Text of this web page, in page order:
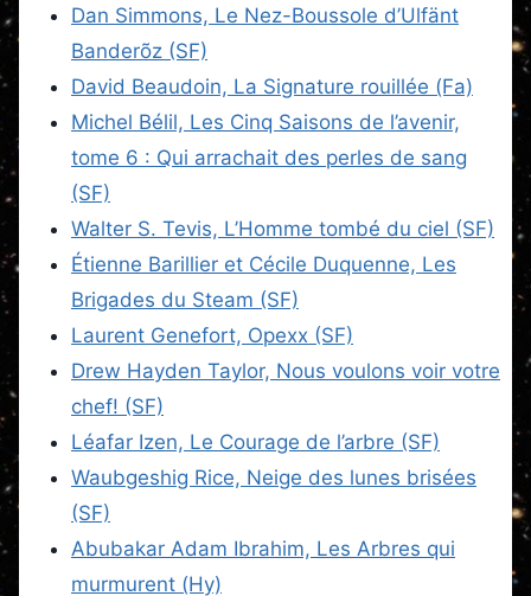
Dan Simmons, Le Nez-Boussole d’Ulfänt
Banderõz (SF)
David Beaudoin, La Signature rouillée (Fa)
Michel Bélil, Les Cinq Saisons de l’avenir,
tome 6 : Qui arrachait des perles de sang
(SF)
Walter S. Tevis, L’Homme tombé du ciel (SF)
Étienne Barillier et Cécile Duquenne, Les
Brigades du Steam (SF)
Laurent Genefort, Opexx (SF)
Drew Hayden Taylor, Nous voulons voir votre
chef! (SF)
Léafar Izen, Le Courage de l’arbre (SF)
Waubgeshig Rice, Neige des lunes brisées
(SF)
Abubakar Adam Ibrahim, Les Arbres qui
murmurent (Hy)